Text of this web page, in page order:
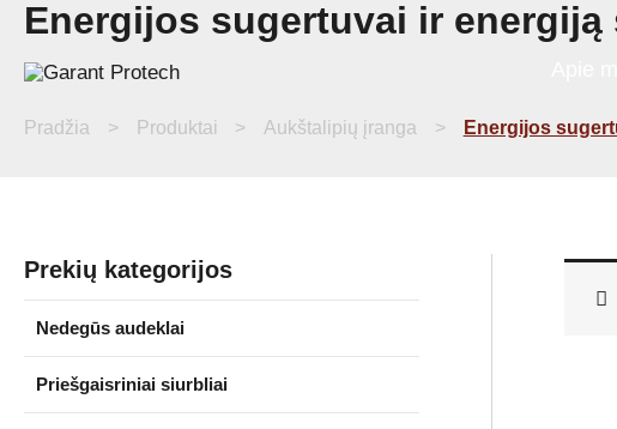
Pereiti
turinio
Energijos sugertuvai ir
Pradžia Produktai Aukštalipių įranga Energijos
Prekių kategorijos
Nedegūs audeklai
Priešgaisriniai siurbliai